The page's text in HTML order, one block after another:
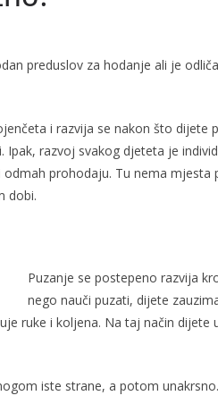
preduslov za hodanje ali je
i razvija se nakon što dijete
razvoj svakog djeteta je
prohodaju. Tu nema mjesta
dobi.
Puzanje se postepeno razvija
nego nauči puzati, dijete
ruke i koljena. Na taj način dijete
iste strane, a potom unakrsno.